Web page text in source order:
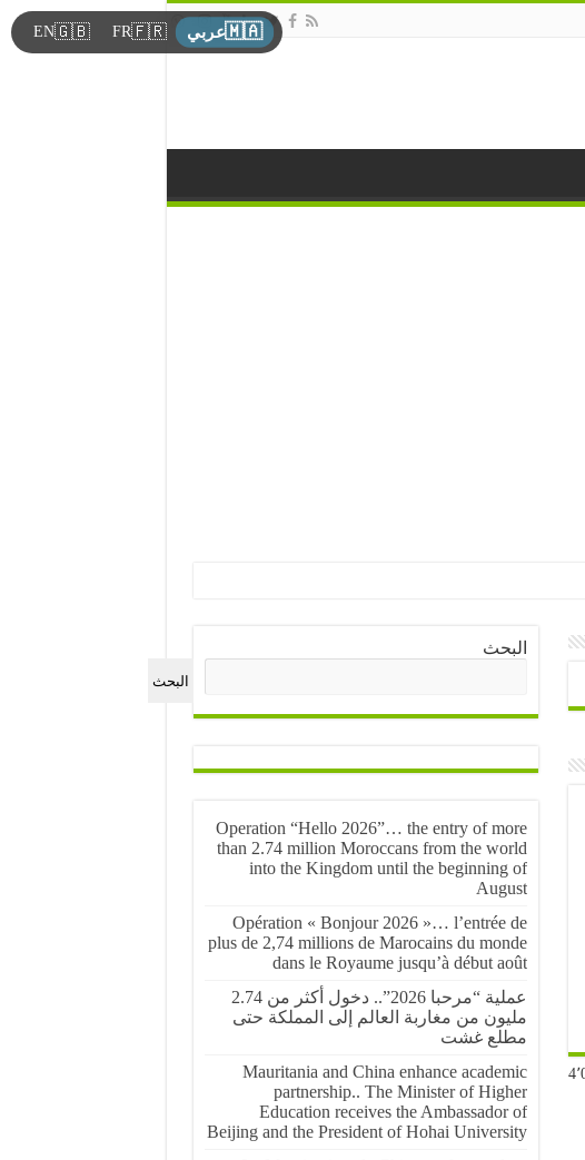
البحث
البحث
Operation “Hello 2026”… the entry of more
than 2.74 million Moroccans from the world
into the Kingdom until the beginning of
August
Opération « Bonjour 2026 »… l’entrée de
plus de 2,74 millions de Marocains du monde
dans le Royaume jusqu’à début août
عملية “مرحبا 2026”.. دخول أكثر من 2.74
مليون من مغاربة العالم إلى المملكة حتى
مطلع غشت
Mauritania and China enhance academic
partnership.. The Minister of Higher
Education receives the Ambassador of
Beijing and the President of Hohai University
🇲🇦عربي 🇫🇷
FR
🇬🇧
EN